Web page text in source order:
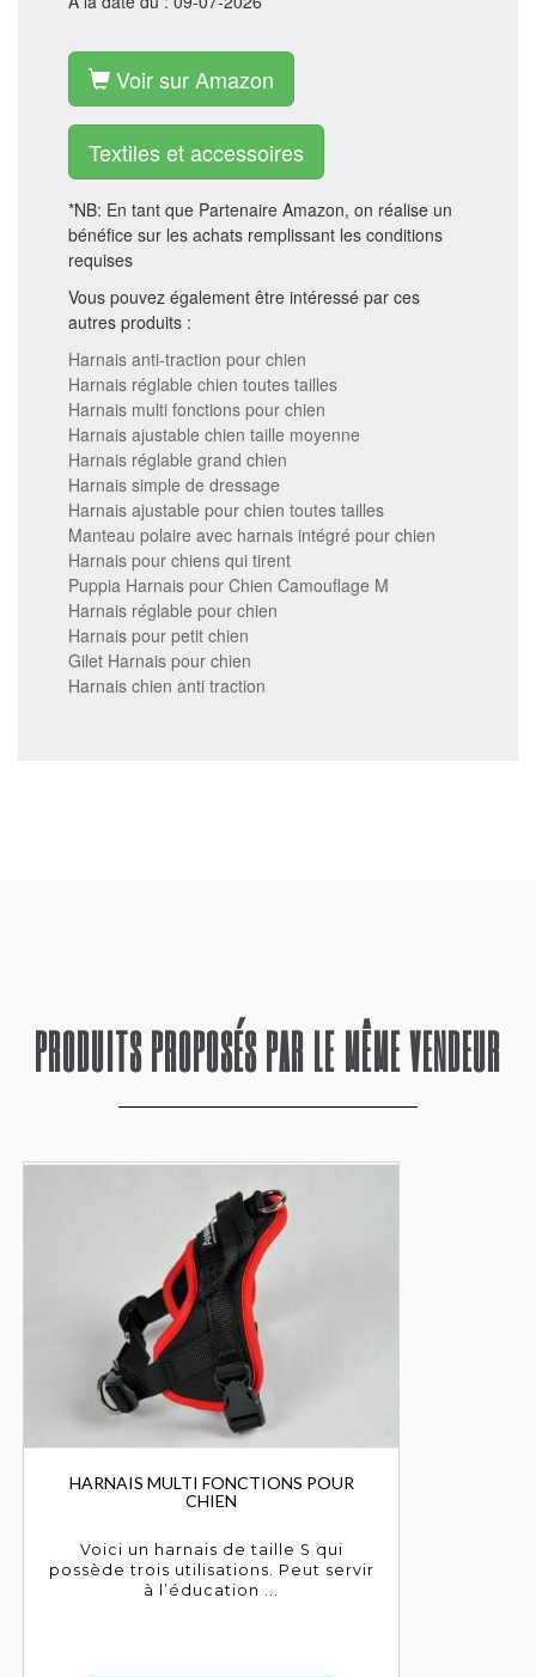
Voir sur Amazon
Textiles et accessoires
*NB: En tant que Partenaire Amazon, on réalise un
bénéfice sur les achats remplissant les conditions
requises
Vous pouvez également être intéressé par ces
autres produits :
Harnais anti-traction pour chien
Harnais réglable chien toutes tailles
Harnais multi fonctions pour chien
Harnais ajustable chien taille moyenne
Harnais réglable grand chien
Harnais simple de dressage
Harnais ajustable pour chien toutes tailles
Manteau polaire avec harnais intégré pour chien
Harnais pour chiens qui tirent
Puppia Harnais pour Chien Camouflage M
Harnais réglable pour chien
Harnais pour petit chien
Gilet Harnais pour chien
Harnais chien anti traction
PRODUITS PROPOSÉS PAR LE MÊME VENDEUR
HARNAIS MULTI FONCTIONS POUR
CHIEN
Voici un harnais de taille S qui
possède trois utilisations. Peut servir
à l’éducation ...